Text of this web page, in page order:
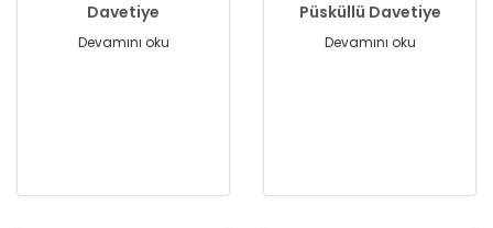
Davetiye
Devamını oku
Püsküllü Davetiye
Devamını oku